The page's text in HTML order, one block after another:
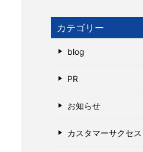
カテゴリー
blog
PR
お知らせ
カスタマーサクセス